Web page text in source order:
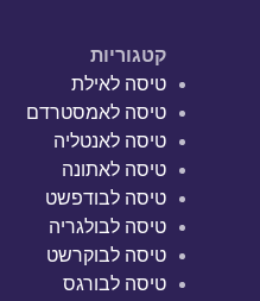
קטגוריות
טיסה לאילת
טיסה לאמסטרדם
טיסה לאנטליה
טיסה לאתונה
טיסה לבודפשט
טיסה לבולגריה
טיסה לבוקרשט
טיסה לבורגס